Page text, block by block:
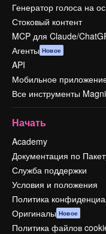
Генератор голоса на
Стоковый контент
MCP для Claude/
Агенты Новое
API
Мобильное
Все инструменты
Начать
Academy
Документация по
Служба поддержки
Условия и положения
Политика
Оригиналы Новое
Политика файлов